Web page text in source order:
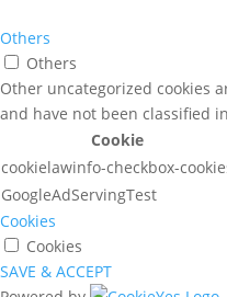
Others
Others
Other uncategorized cookies
and have not been classified
Cookie
cookielawinfo-checkbox-
GoogleAdServingTest
Cookies
Cookies
SAVE & ACCEPT